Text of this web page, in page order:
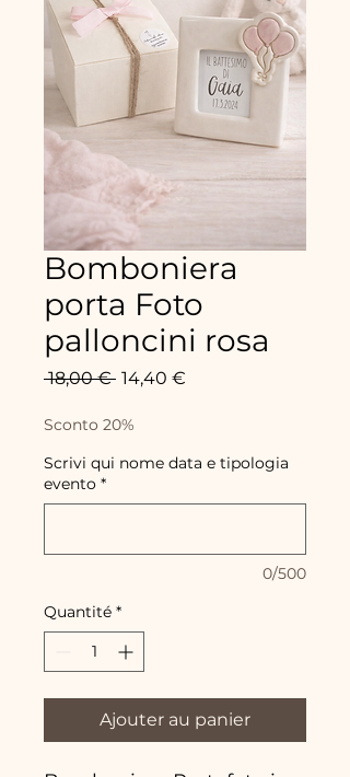
Bomboniera
porta Foto
palloncini rosa
18,00 € Prix
14,40 €
Sconto 20%
Scrivi qui nome data e tipologia
evento *
0/500
Quantité *
Ajouter au panier